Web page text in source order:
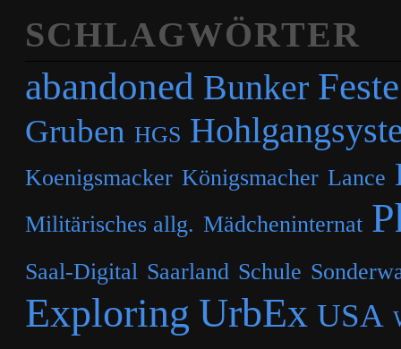
SCHLAGWÖRTER
abandoned Bunker Feste
Gruben HGS
Koenigsmacker Königsmacher Lance
Militärisches allg. Mädcheninternat
Saal-Digital Saarland Schule
Exploring UrbEx USA